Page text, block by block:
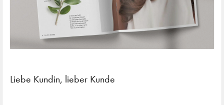
Liebe Kundin, lieber Kunde